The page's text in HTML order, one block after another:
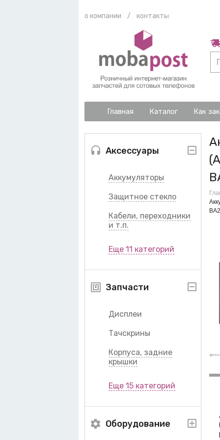
о компании / контакты
Главная Каталог Как
Аксессуары
Аккумуляторы
Защитное стекло
Кабели, переходники
и т.п.
Еще 11 категорий
Запчасти
Дисплеи
Тачскрины
Корпуса, задние
крышки
Еще 15 категорий
Оборудование
фото